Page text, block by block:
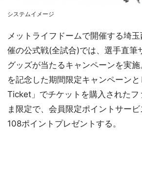
システムイメージ
メットライフドームで開催する埼
催の公式戦(全試合)では、選手直筆
グッズが当たるキャンペーンを実
を記念した期間限定キャンペーン
Ticket」でチケットを購入されたフ
ま限定で、会員限定ポイントサー
108ポイントプレゼントする。